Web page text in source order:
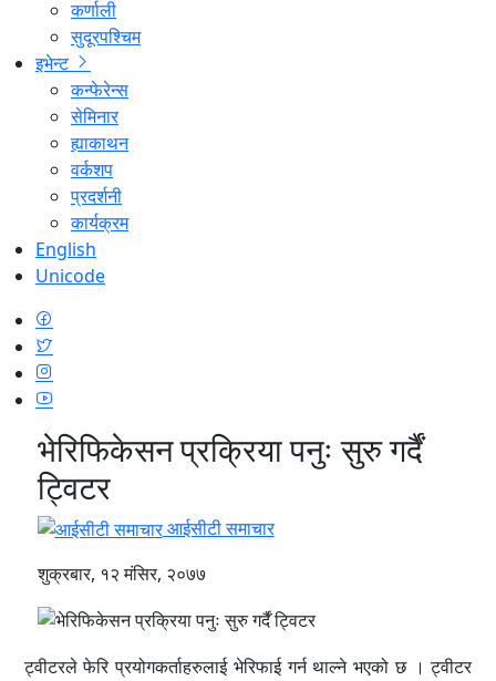
कर्णाली
सुदूरपश्चिम
इभेन्ट
कन्फेरेन्स
सेमिनार
ह्याकाथन
वर्कशप
प्रदर्शनी
कार्यक्रम
English
Unicode
भेरिफिकेसन प्रक्रिया पनुः सुरु गर्दैं
ट्विटर
आईसीटी समाचार
शुक्रबार, १२ मंसिर, २०७७
ट्वीटरले फेरि प्रयोगकर्ताहरुलाई भेरिफाई गर्न थाल्ने भएको छ । ट्वीटर